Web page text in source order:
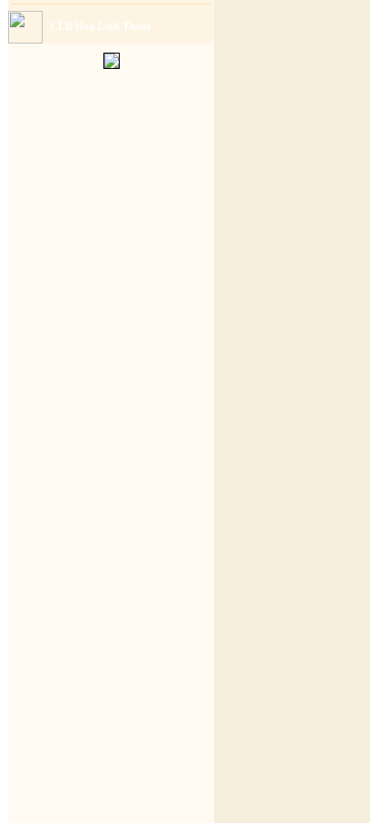
CLB Hoa Linh Thoại